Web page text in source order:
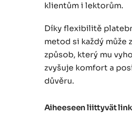
klientům i lektorům.
Díky flexibilitě
metod si každý může
způsob, který mu
zvyšuje komfort a
důvěru.
Aiheeseen liittyvät